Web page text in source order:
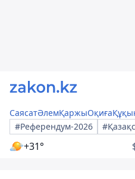
СаясатӘлемҚаржыОқиға
#Референдум-2026
+31°